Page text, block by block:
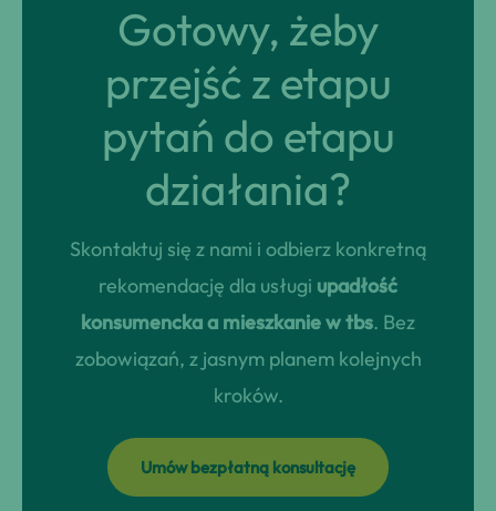
Gotowy, żeby
przejść z etapu
pytań do etapu
działania?
Skontaktuj się z nami i odbierz konkretną
rekomendację dla usługi upadłość
konsumencka a mieszkanie w tbs. Bez
zobowiązań, z jasnym planem kolejnych
kroków.
Umów bezpłatną konsultację